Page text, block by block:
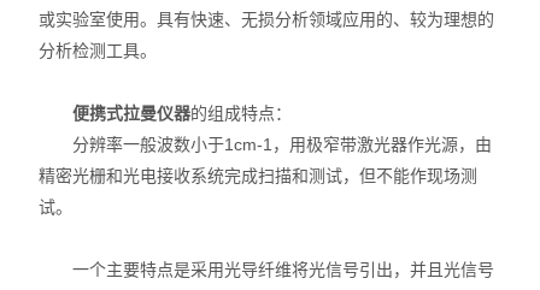
差示/热重/差热/热分析
扫描探针显微镜/原子力
低温恒温器
或实验室使用。具有快速、无损分析领域应用的、较为理想的
分析检测工具。
便携式拉曼仪器的组成特点：
分辨率一般波数小于1cm-1，用极窄带激光器作光源，由
精密光栅和光电接收系统完成扫描和测试，但不能作现场测
试。
一个主要特点是采用光导纤维将光信号引出，并且光信号